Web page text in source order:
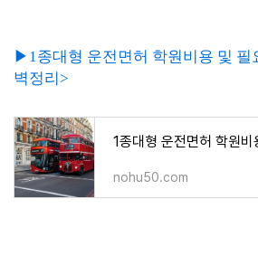
▶1종대형 운전면허 학원비용 및 필
벽정리>
nohu50.com